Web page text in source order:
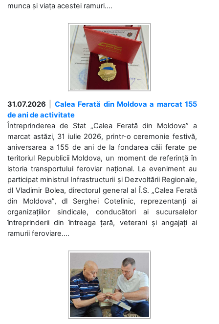
munca și viața acestei ramuri....
31.07.2026
Calea Ferată din Moldova a marcat 155
de ani de activitate
Întreprinderea de Stat „Calea Ferată din Moldova” a
marcat astăzi, 31 iulie 2026, printr-o ceremonie festivă,
aniversarea a 155 de ani de la fondarea căii ferate pe
teritoriul Republicii Moldova, un moment de referință în
istoria transportului feroviar național. La eveniment au
participat ministrul Infrastructurii și Dezvoltării Regionale,
dl Vladimir Bolea, directorul general al Î.S. „Calea Ferată
din Moldova”, dl Serghei Cotelinic, reprezentanți ai
organizațiilor sindicale, conducători ai sucursalelor
întreprinderii din întreaga țară, veterani și angajați ai
ramurii feroviare....